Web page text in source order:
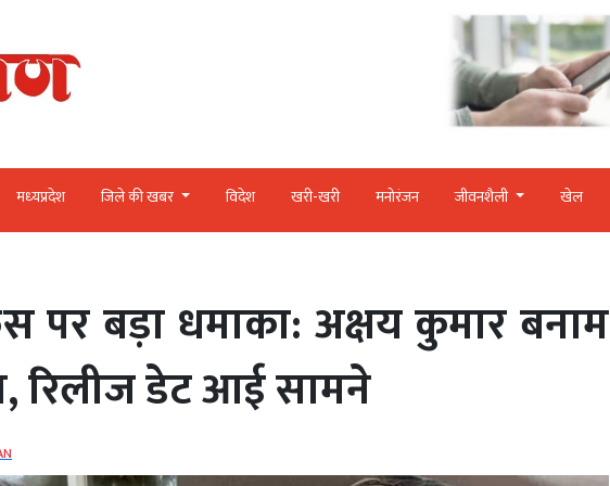
मध्‍यप्रदेश जिले की खबर विदेश खरी-खरी मनोरंजन जीवनशैली खेल
पर बड़ा धमाका: अक्षय कुमार बनाम
डेट आई सामने